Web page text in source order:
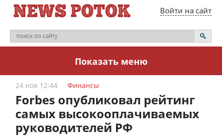
Войти на сайт
Показать меню
24 ноя 12:44 Финансы
Forbes опубликовал рейтинг
самых высокооплачиваемых
руководителей РФ